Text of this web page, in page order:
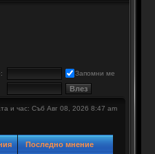
Запомни ме
и час: Съб Авг 08, 2026 8:47 am
Последно мнение